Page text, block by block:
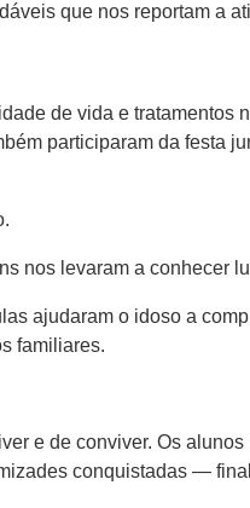
que nos reportam a
de vida e tratamentos
participaram da festa
nos levaram a conhecer
ajudaram o idoso a
familiares.
e de conviver. Os
conquistadas —